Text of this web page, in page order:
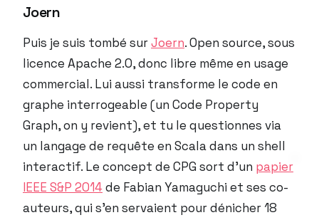
Joern
Puis je suis tombé surJoern. Open source, sous
licence Apache 2.0, donc libre même en usage
commercial. Lui aussi transforme le code en
graphe interrogeable (un Code Property
Graph, on y revient), et tu le questionnes via
un langage de requête en Scala dans un shell
interactif. Le concept de CPG sort d’un papier
IEEE S&P 2014 de Fabian Yamaguchi et ses co-
auteurs, qui s’en servaient pour dénicher 18